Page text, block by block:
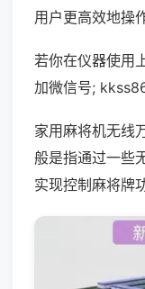
用户更高效地操
若你在仪器使用
加微信号;
家用麻将机无线
般是指通过一些
实现控制麻将牌